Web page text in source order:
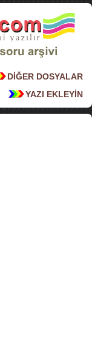
DİĞER DOSYALAR
YAZI EKLEYİN